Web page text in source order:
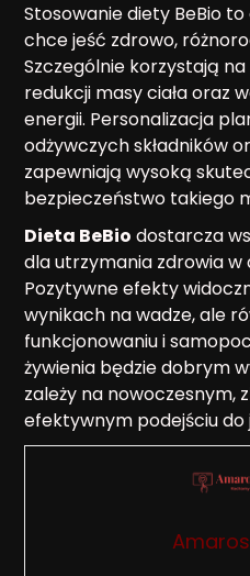
Stosowanie diety BeBio
chce jeść zdrowo,
Szczególnie korzystają
redukcji masy ciała oraz
energii. Personalizacja
odżywczych składników
zapewniają wysoką
bezpieczeństwo takiego
Dieta BeBio dostarcza
dla utrzymania zdrowia w
Pozytywne efekty
wynikach na wadze, ale
funkcjonowaniu i
żywienia będzie dobrym
zależy na nowoczesnym,
efektywnym podejściu do